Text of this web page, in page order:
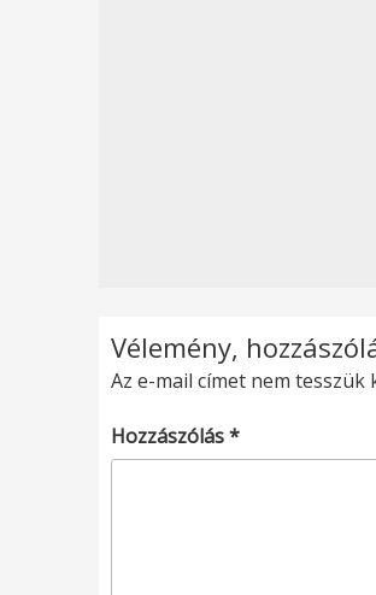
Vélemény,
Az e-mail címet nem tesszük
Hozzászólás*